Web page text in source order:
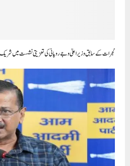
گجرات کے سابق وزیراعلیٰ وجے روپانی کی تعزیتی نشست میں